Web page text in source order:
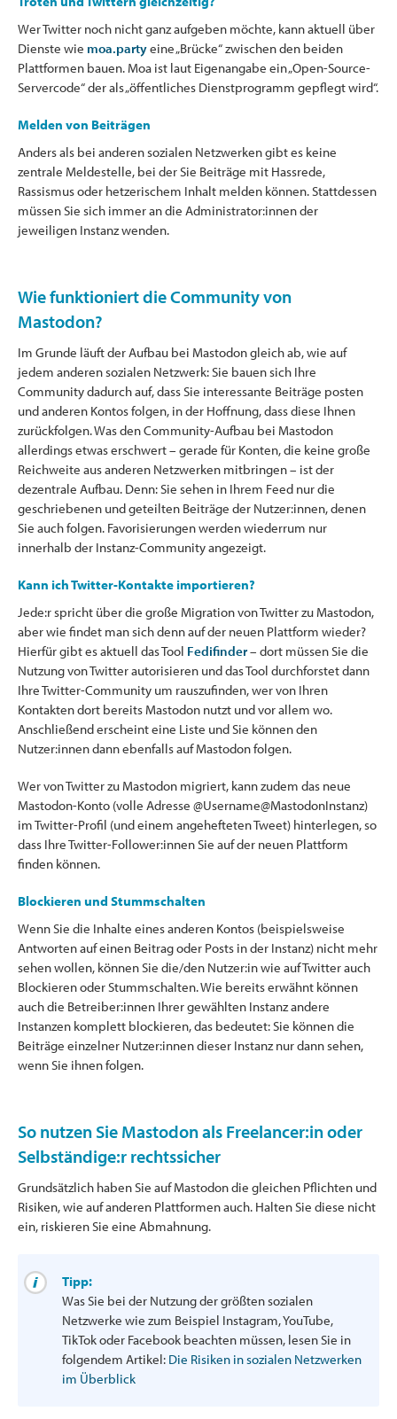
Wer Twitter noch nicht ganz aufgeben möchte, kann aktuell über
Dienste wie moa.partyeine „Brücke“ zwischen den beiden
Plattformen bauen. Moa ist laut Eigenangabe ein „Open-Source-
Servercode“ der als „öffentliches Dienstprogramm gepflegt wird“.
Melden von Beiträgen
Anders als bei anderen sozialen Netzwerken gibt es keine
zentrale Meldestelle, bei der Sie Beiträge mit Hassrede,
Rassismus oder hetzerischem Inhalt melden können. Stattdessen
müssen Sie sich immer an die Administrator:innen der
jeweiligen Instanz wenden.
Wie funktioniert die Community von
Mastodon?
Im Grunde läuft der Aufbau bei Mastodon gleich ab, wie auf
jedem anderen sozialen Netzwerk: Sie bauen sich Ihre
Community dadurch auf, dass Sie interessante Beiträge posten
und anderen Kontos folgen, in der Hoffnung, dass diese Ihnen
zurückfolgen. Was den Community-Aufbau bei Mastodon
allerdings etwas erschwert – gerade für Konten, die keine große
Reichweite aus anderen Netzwerken mitbringen – ist der
dezentrale Aufbau. Denn: Sie sehen in Ihrem Feed nur die
geschriebenen und geteilten Beiträge der Nutzer:innen, denen
Sie auch folgen. Favorisierungen werden wiederrum nur
innerhalb der Instanz-Community angezeigt.
Kann ich Twitter-Kontakte importieren?
Jede:r spricht über die große Migration von Twitter zu Mastodon,
aber wie findet man sich denn auf der neuen Plattform wieder?
Hierfür gibt es aktuell das Tool Fedifinder– dort müssen Sie die
Nutzung von Twitter autorisieren und das Tool durchforstet dann
Ihre Twitter-Community um rauszufinden, wer von Ihren
Kontakten dort bereits Mastodon nutzt und vor allem wo.
Anschließend erscheint eine Liste und Sie können den
Nutzer:innen dann ebenfalls auf Mastodon folgen.
Wer von Twitter zu Mastodon migriert, kann zudem das neue
Mastodon-Konto (volle Adresse @Username@MastodonInstanz)
im Twitter-Profil (und einem angehefteten Tweet) hinterlegen, so
dass Ihre Twitter-Follower:innen Sie auf der neuen Plattform
finden können.
Blockieren und Stummschalten
Wenn Sie die Inhalte eines anderen Kontos (beispielsweise
Antworten auf einen Beitrag oder Posts in der Instanz) nicht mehr
sehen wollen, können Sie die/den Nutzer:in wie auf Twitter auch
Blockieren oder Stummschalten. Wie bereits erwähnt können
auch die Betreiber:innen Ihrer gewählten Instanz andere
Instanzen komplett blockieren, das bedeutet: Sie können die
Beiträge einzelner Nutzer:innen dieser Instanz nur dann sehen,
wenn Sie ihnen folgen.
So nutzen Sie Mastodon als Freelancer:in oder
Selbständige:r rechtssicher
Grundsätzlich haben Sie auf Mastodon die gleichen Pflichten und
Risiken, wie auf anderen Plattformen auch. Halten Sie diese nicht
ein, riskieren Sie eine Abmahnung.
Tipp:
Was Sie bei der Nutzung der größten sozialen
Netzwerke wie zum Beispiel Instagram, YouTube,
TikTok oder Facebook beachten müssen, lesen Sie in
folgendem Artikel: Die Risiken in sozialen Netzwerken
im Überblick